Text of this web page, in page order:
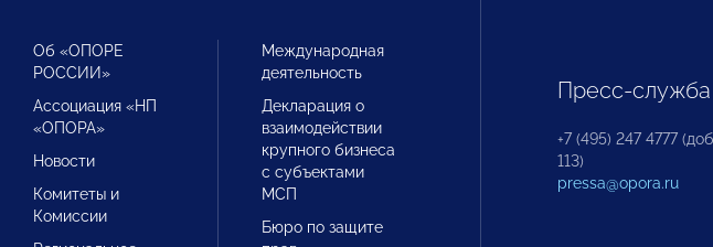
Об «ОПОРЕ
РОССИИ»
Ассоциация «НП
«ОПОРА»
Новости
Комитеты и
Комиссии
Международная
деятельность
Декларация о
взаимодействии
крупного бизнеса
с субъектами
МСП
Бюро по защите
Пресс-служба
+7 (495) 247 4777
113)
pressa@opora.ru